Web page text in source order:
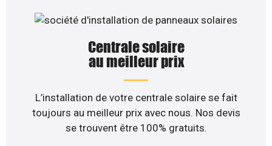
Centrale solaire
au meilleur prix
L’installation de votre centrale solaire se fait
toujours au meilleur prix avec nous. Nos devis
se trouvent être 100% gratuits.